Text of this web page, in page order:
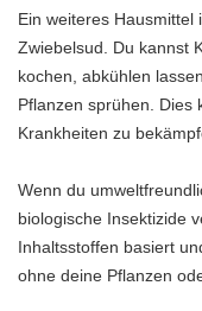
Ein weiteres Hausmittel
Zwiebelsud. Du kannst
kochen, abkühlen
Pflanzen sprühen. Dies
Krankheiten zu
Wenn du
biologische Insektizide
Inhaltsstoffen basiert
ohne deine Pflanzen